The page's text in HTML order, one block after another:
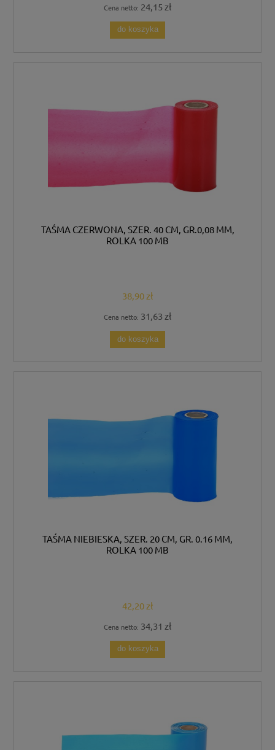
Cena netto: 24,15 zł
do koszyka
TAŚMA CZERWONA, SZER. 40 CM, GR.0,08 MM,
ROLKA 100 MB
38,90 zł
Cena netto: 31,63 zł
do koszyka
TAŚMA NIEBIESKA, SZER. 20 CM, GR. 0.16 MM,
ROLKA 100 MB
42,20 zł
Cena netto: 34,31 zł
do koszyka